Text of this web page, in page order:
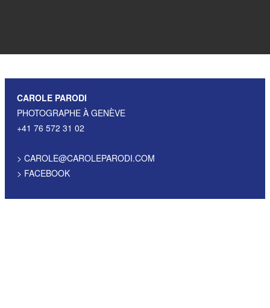
CAROLE PARODI
PHOTOGRAPHE À GENÈVE
+41 76 572 31 02
> CAROLE@CAROLEPARODI.COM
> FACEBOOK